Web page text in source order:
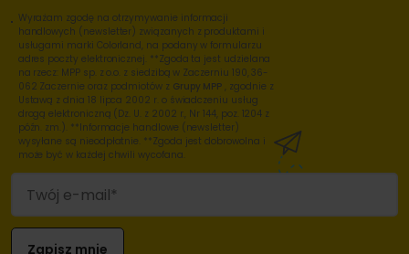
Wyrażam zgodę na otrzymywanie informacji
handlowych (newsletter) związanych z produktami i
usługami marki Colorland, na podany w formularzu
adres poczty elektronicznej. **Zgoda ta jest udzielana
na rzecz: MPP sp. z o.o. z siedzibą w Zaczerniu 190, 36-
062 Zaczernie oraz podmiotów z Grupy MPP , zgodnie z
Ustawą z dnia 18 lipca 2002 r. o świadczeniu usług
drogą elektroniczną (Dz. U. z 2002 r., Nr 144, poz. 1204 z
późn. zm.). **Informacje handlowe (newsletter)
wysyłane są nieodpłatnie. **Zgoda jest dobrowolna i
może być w każdej chwili wycofana.